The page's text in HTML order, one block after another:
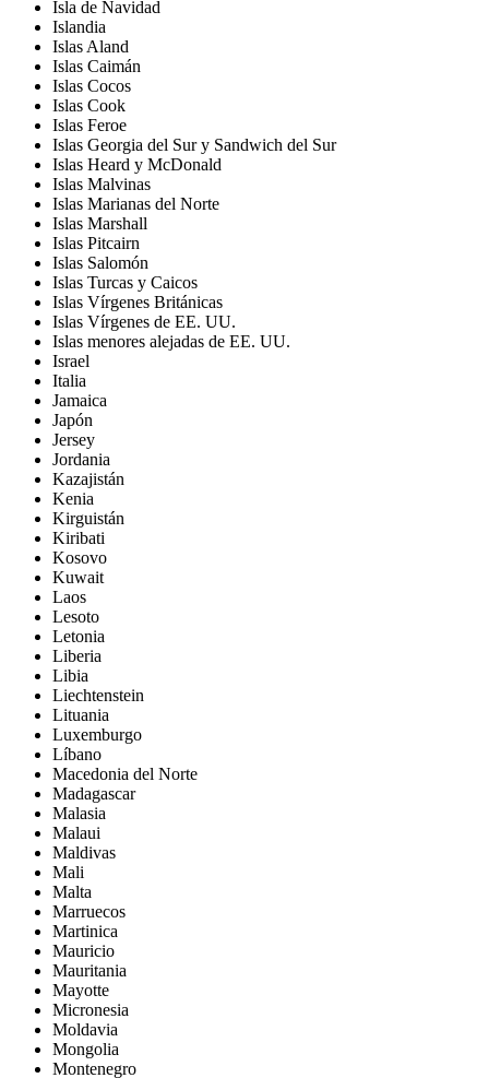
Isla de Navidad
Islandia
Islas Aland
Islas Caimán
Islas Cocos
Islas Cook
Islas Feroe
Islas Georgia del Sur y Sandwich del Sur
Islas Heard y McDonald
Islas Malvinas
Islas Marianas del Norte
Islas Marshall
Islas Pitcairn
Islas Salomón
Islas Turcas y Caicos
Islas Vírgenes Británicas
Islas Vírgenes de EE. UU.
Islas menores alejadas de EE. UU.
Israel
Italia
Jamaica
Japón
Jersey
Jordania
Kazajistán
Kenia
Kirguistán
Kiribati
Kosovo
Kuwait
Laos
Lesoto
Letonia
Liberia
Libia
Liechtenstein
Lituania
Luxemburgo
Líbano
Macedonia del Norte
Madagascar
Malasia
Malaui
Maldivas
Mali
Malta
Marruecos
Martinica
Mauricio
Mauritania
Mayotte
Micronesia
Moldavia
Mongolia
Montenegro